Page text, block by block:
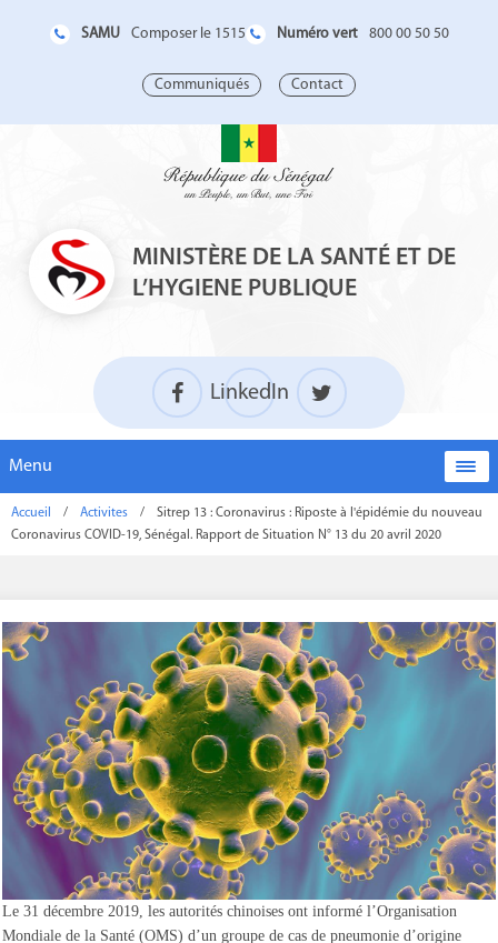
SAMU Composer le 1515 Numéro vert 800 00 50 50
Communiqués Contact
MINISTÈRE DE LA SANTÉ ET DE
L’HYGIENE PUBLIQUE
LinkedIn
Menu
Accueil / Activites /
Sitrep 13 : Coronavirus : Riposte à l'épidémie du nouveau
Coronavirus COVID-19, Sénégal. Rapport de Situation N° 13 du 20 avril 2020
Le 31 décembre 2019, les autorités chinoises ont informé l’Organisation
Mondiale de la Santé (OMS) d’un groupe de cas de pneumonie d’origine